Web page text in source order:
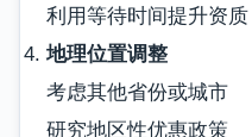
利用等待时间提升资质
地理位置调整
考虑其他省份或城市
研究地区性优惠政策